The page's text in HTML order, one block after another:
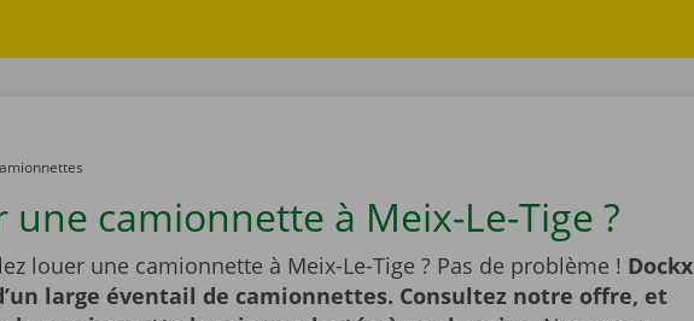
une camionnette à Meix-Le-Tige ?
louer une camionnette à Meix-Le-Tige ? Pas de problème ! Dockx
large éventail de camionnettes. Consultez notre offre, et